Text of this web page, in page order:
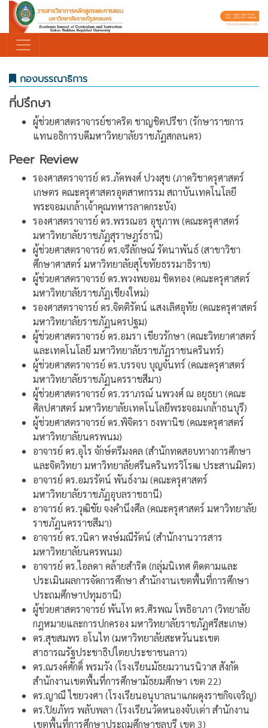
กองบรรณาธิการ
ที่ปรึกษา
ผู้ช่วยศาสตราจารย์ชาคริต ชาญชิตปรีชา (รักษาราชการ
แทนอธิการบดีมหาวิทยาลัยราชภัฏสกลนคร)
Peer Review
รองศาสตราจารย์ ดร.ภัคพงศ์ ปวงสุข (ภาควิชาครุศาสตร์
เกษตร คณะครุศาสตรอุตสาหกรรม สถาบันเทคโนโลยี
พระจอมเกล้าเจ้าคุณทหารลาดกระบัง)
รองศาสตราจารย์ ดร.พรรณอร อุชุภาพ (คณะครุศาสตร์
มหาวิทยาลัยราชภัฏสุราษฎร์ธานี)
ผู้ช่วยศาสตราจารย์ ดร.จรีลักษณ์ รัตนาพันธ์ (สาขาวิชา
ศึกษาศาสตร์ มหาวิทยาลัยสุโขทัยธรรมาธิราช)
ผู้ช่วยศาสตราจารย์ ดร.พวงพยอม ชิดทอง (คณะครุศาสตร์
มหาวิทยาลัยราชภัฏเชียงใหม่)
รองศาสตราจารย์ ดร.จิตติรัตน์ แสงเลิศอุทัย (คณะครุศาสตร์
มหาวิทยาลัยราชภัฏนครปฐม)
ผู้ช่วยศาสตราจารย์ ดร.อมรา เขียวรักษา (คณะวิทยาศาสตร์
และเทคโนโลยี มหาวิทยาลัยราชภัฏราชนครินทร์)
ผู้ช่วยศาสตราจารย์ ดร.บรรจบ บุญจันทร์ (คณะครุศาสตร์
มหาวิทยาลัยราชภัฏนครราชสีมา)
ผู้ช่วยศาสตราจารย์ ดร.วราภรณ์ นพวงศ์ ณ อยุธยา (คณะ
ศิลปศาสตร์ มหาวิทยาลัยเทคโนโลยีพระจอมเกล้าธนบุรี)
ผู้ช่วยศาสตราจารย์ ดร.พิจิตรา ธงพานิช (คณะครุศาสตร์
มหาวิทยาลัยนครพนม)
อาจารย์ ดร.อุไร จักษ์ตรีมงคล (สำนักทดสอบทางการศึกษา
และจิตวิทยา มหาวิทยาลัยศรีนครินทรวิโรฒ ประสานมิตร)
อาจารย์ ดร.อมรรัตน์ พันธ์งาม (คณะครุศาสตร์
มหาวิทยาลัยราชภัฏอุบลราชธานี)
อาจารย์ ดร.วุฒิชัย จงคำนึงศีล (คณะครุศาสตร์ มหาวิทยาลัย
ราชภัฏนครราชสีมา)
อาจารย์ ดร.วนิดา หงษ์มณีรัตน์ (สำนักงานวารสาร
มหาวิทยาลัยนครพนม)
อาจารย์ ดร.ไอลดา คล้ายสำริด (กลุ่มนิเทศ ติดตามและ
ประเมินผลการจัดการศึกษา สำนักงานเขตพื้นที่การศึกษา
ประถมศึกษาปทุมธานี)
ผู้ช่วยศาสตราจารย์ พันโท ดร.ศิรพณ โพธิอาภา (วิทยาลัย
กฎหมายและการปกครอง มหาวิทยาลัยราชภัฏศรีสะเกษ)
ดร.สุขสมพร อโนไท (มหาวิทยาลัยสะหวันนะเขต
สาธารณรัฐประชาธิปไตยประชาชนลาว)
ดร.ณรงค์ศักดิ์ พรมวัง (โรงเรียนมัธยมวานรนิวาส สังกัด
สำนักงานเขตพื้นที่การศึกษามัธยมศึกษา เขต 22)
ดร.ญาณี ไชยวงศา (โรงเรียนอนุบาลนาแกผดุงราชกิจเจริญ)
ดร.ปิยภัทร พลับพลา (โรงเรียนวัดหนองจับเต่า สำนักงาน
เขตพื้นที่การศึกษาประถมศึกษาชลบุรี เขต 3)